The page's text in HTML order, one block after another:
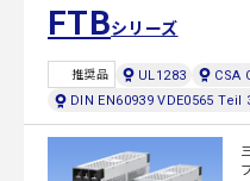
FTBシリーズ
推奨品 UL1283
CSA
DIN EN60939 VDE0565 Teil